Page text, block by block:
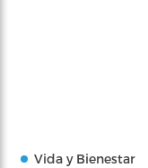
Vida y Bienestar